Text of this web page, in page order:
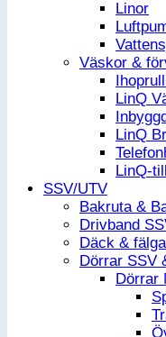
Linor
Väskor &
LinQ
LinQ
LinQ-
SSV/UTV
Bakruta &
Drivband
Däck &
Dörrar SSV
Dörrar